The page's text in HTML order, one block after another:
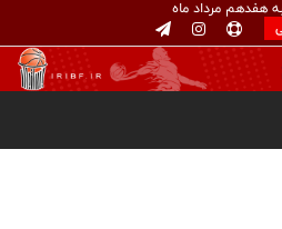
هفدهم مرداد ماه